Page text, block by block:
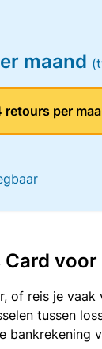
maand
retours per
Card
of reis je
tussen
bankrekening